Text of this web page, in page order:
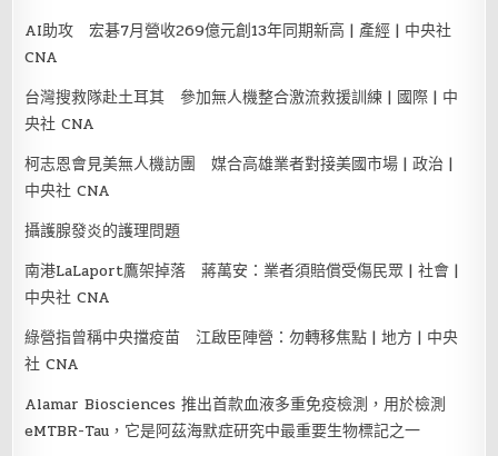
AI助攻 宏碁7月營收269億元創13年同期新高 | 產經 | 中央社
CNA
台灣搜救隊赴土耳其 參加無人機整合激流救援訓練 | 國際 | 中
央社 CNA
柯志恩會見美無人機訪團 媒合高雄業者對接美國市場 | 政治 |
中央社 CNA
攝護腺發炎的護理問題
南港LaLaport鷹架掉落 蔣萬安：業者須賠償受傷民眾 | 社會 |
中央社 CNA
綠營指曾稱中央擋疫苗 江啟臣陣營：勿轉移焦點 | 地方 | 中央
社 CNA
Alamar Biosciences 推出首款血液多重免疫檢測，用於檢測
eMTBR-Tau，它是阿茲海默症研究中最重要生物標記之一